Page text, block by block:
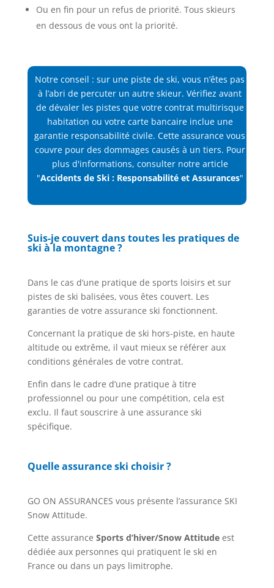
Ou en fin pour un refus de priorité. Tous skieurs
en dessous de vous ont la priorité.
Notre conseil : sur une piste de ski, vous n’êtes pas
à l’abri de percuter un autre skieur. Vérifiez avant
de dévaler les pistes que votre contrat multirisque
habitation ou votre carte bancaire inclue une
garantie responsabilité civile. Cette assurance vous
couvre pour des dommages causés à un tiers. Pour
plus d'informations, consulter notre article
"Accidents de Ski : Responsabilité et Assurances"
Suis-je couvert dans toutes les pratiques de
ski à la montagne ?
Dans le cas d’une pratique de sports loisirs et sur
pistes de ski balisées, vous êtes couvert. Les
garanties de votre assurance ski fonctionnent.
Concernant la pratique de ski hors-piste, en haute
altitude ou extrême, il vaut mieux se référer aux
conditions générales de votre contrat.
Enfin dans le cadre d’une pratique à titre
professionnel ou pour une compétition, cela est
exclu. Il faut souscrire à une assurance ski
spécifique.
Quelle assurance ski choisir ?
GO ON ASSURANCES vous présente l’assurance SKI
Snow Attitude.
Cette assurance Sports d’hiver/Snow Attitudeest
dédiée aux personnes qui pratiquent le ski en
France ou dans un pays limitrophe.